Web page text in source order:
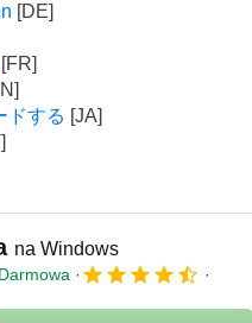
ドする
na Windows
Darmowa